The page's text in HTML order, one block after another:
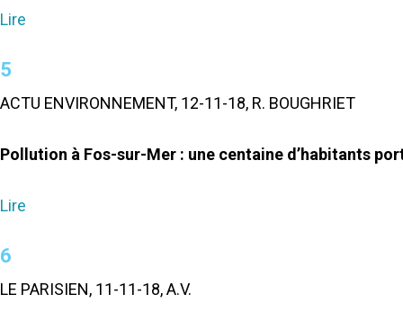
Lire
5
ACTU ENVIRONNEMENT, 12-11-18, R. BOUGHRIET
Pollution à Fos-sur-Mer : une centaine d’habitants
Lire
6
LE PARISIEN, 11-11-18, A.V.